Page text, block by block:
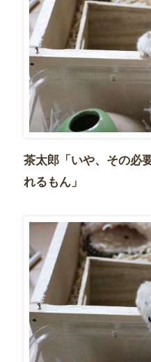
茶太郎「いや、その必
れるもん」